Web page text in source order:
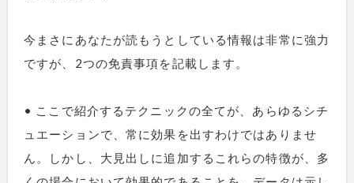
今まさにあなたが読もうとしている情報は非常に強力
ですが、2つの免責事項を記載します。
• ここで紹介するテクニックの全てが、あらゆるシチ
ュエーションで、常に効果を出すわけではありませ
ん。しかし、大見出しに追加するこれらの特徴が、多